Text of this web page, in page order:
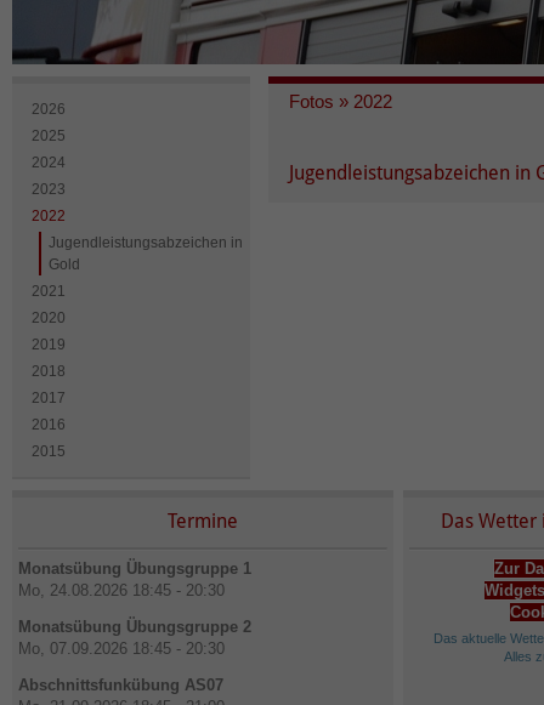
2026
2025
2024
2023
2022
Jugendleistungsabzeichen in
Gold
2021
2020
2019
2018
2017
2016
2015
Fotos » 2022
Jugendleistungsabzeichen in
Termine
Monatsübung Übungsgruppe 1
Mo, 24.08.2026 18:45 - 20:30
Monatsübung Übungsgruppe 2
Mo, 07.09.2026 18:45 - 20:30
Abschnittsfunkübung AS07
Das Wetter
Zur
Das aktuelle
Alles